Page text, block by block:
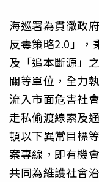
海巡署為貫徹政
反毒策略2.0」，
及「追本斷源」
關等單位，全力
流入市面危害社
走私偷渡線索及
頓以下異常目標
案專線，即有機
共同為維護社會